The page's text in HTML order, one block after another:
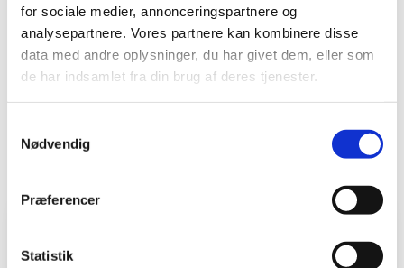
for sociale medier, annonceringspartnere og
analysepartnere. Vores partnere kan kombinere disse
data med andre oplysninger, du har givet dem, eller som
de har indsamlet fra din brug af deres tjenester.
Nødvendig
Præferencer
Statistik
Udtalelser fra vores
klienter
​ Du kan se flere anmeldelser påGoogle
Har været der 8 gange indtil videre med